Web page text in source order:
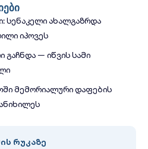
სენაკელი ახალგაზრდა
იპოვეს
გაჩნდა — იწვის სამი
მემორიალური დაფების
რუკაზე